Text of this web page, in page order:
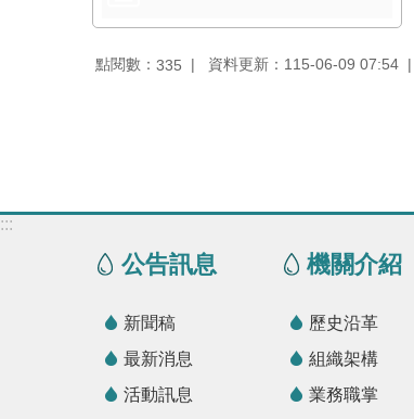
點閱數： 335 資料更新：115-06-09 07:54
:::
公告訊息
新聞稿
最新消息
活動訊息
機關介紹
歷史沿革
組織架構
業務職掌